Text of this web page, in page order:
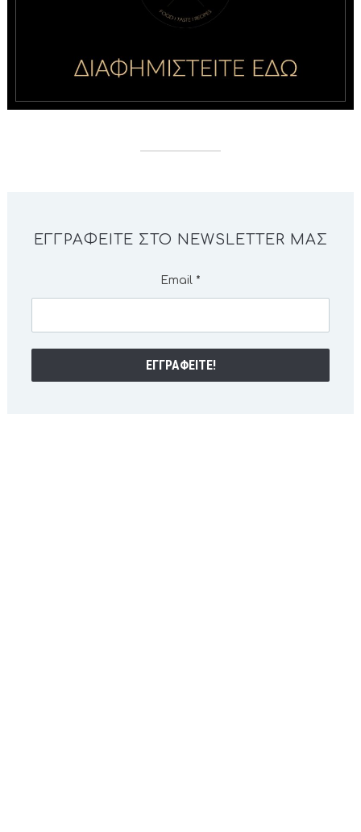
ΕΓΓΡΑΦΕΊΤΕ ΣΤΟ NEWSLETTER ΜΑΣ
Email *